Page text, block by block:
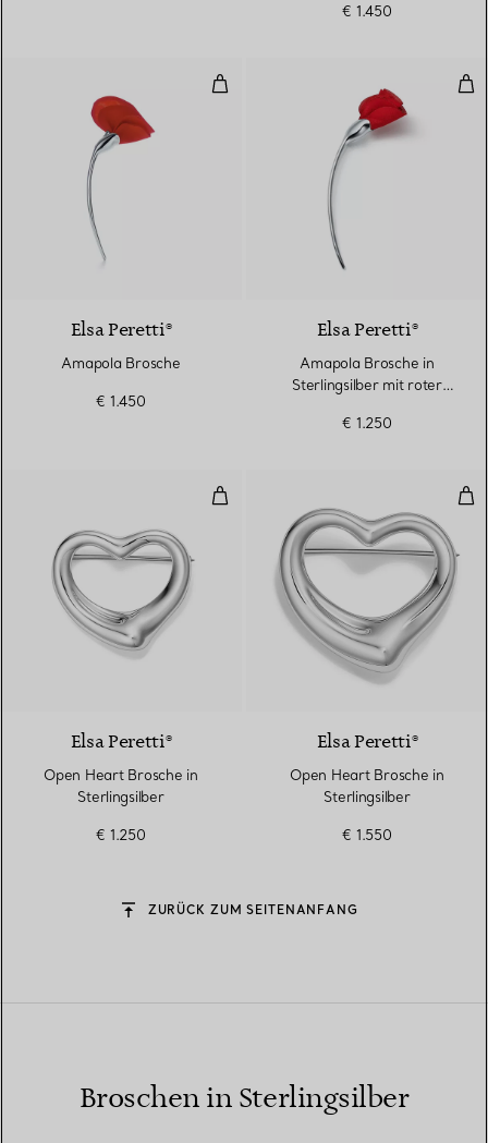
€ 1.450
Amapola Brosche
Elsa Peretti®
Amapola Brosche
€ 1.450
Elsa Peretti®
Amapola Brosche in
Sterlingsilber mit roter
€ 1.250
Open Heart Brosche in
Elsa Peretti®
Open Heart Brosche in
Sterlingsilber
€ 1.250
Elsa Peretti®
Open Heart Brosche in
Sterlingsilber
€ 1.550
ZURÜCK ZUM SEITENANFANG
Broschen in Sterlingsilber